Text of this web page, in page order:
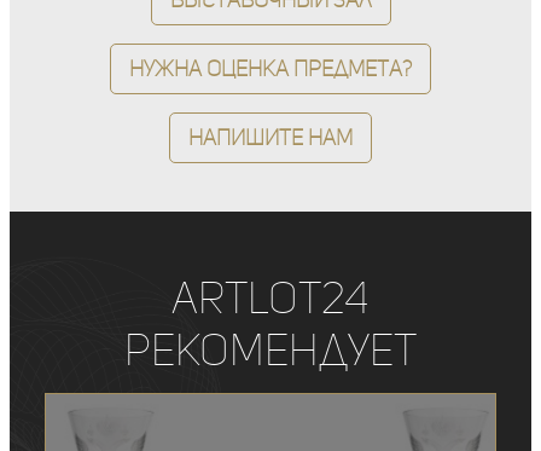
Нужна оценка предмета?
Напишите нам
ArtLot24
рекомендует